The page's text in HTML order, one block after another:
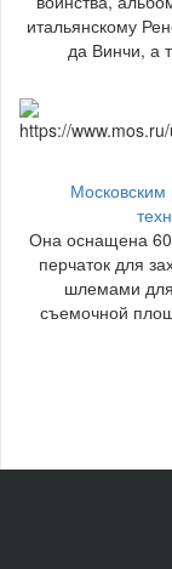
итальянскому
да Винчи, а
Московским
Она оснащена
перчаток для
шлемами
съемочной